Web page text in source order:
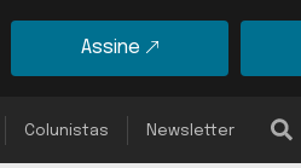
Assine
Colunistas Newsletter